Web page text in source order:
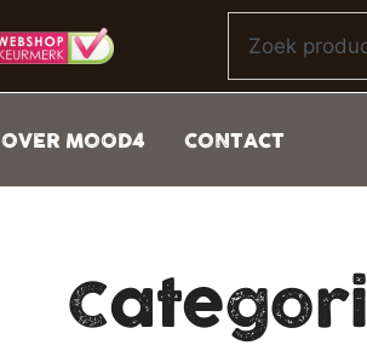
OVER MOOD4 CONTACT
Categori